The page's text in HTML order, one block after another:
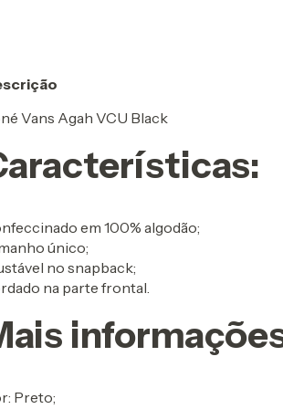
Vans Agah VCU Black
em 100% algodão;
único;
no snapback;
na parte frontal.
Preto;